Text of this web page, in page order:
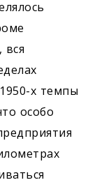
вся
х темпы
особо